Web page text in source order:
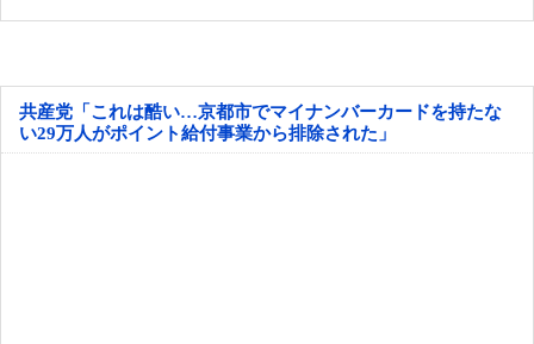
共産党「これは酷い…京都市でマイナンバーカードを持たな
い29万人がポイント給付事業から排除された」